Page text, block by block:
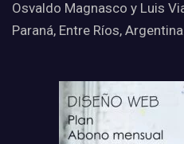
Osvaldo Magnasco y Luis
Paraná, Entre Ríos,